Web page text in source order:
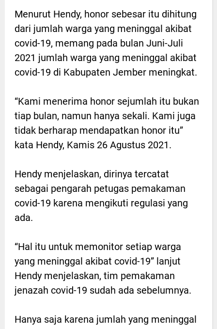
Menurut Hendy, honor sebesar itu dihitung
dari jumlah warga yang meninggal akibat
covid-19, memang pada bulan Juni-Juli
2021 jumlah warga yang meninggal akibat
covid-19 di Kabupaten Jember meningkat.
“Kami menerima honor sejumlah itu bukan
tiap bulan, namun hanya sekali. Kami juga
tidak berharap mendapatkan honor itu”
kata Hendy, Kamis 26 Agustus 2021.
Hendy menjelaskan, dirinya tercatat
sebagai pengarah petugas pemakaman
covid-19 karena mengikuti regulasi yang
ada.
“Hal itu untuk memonitor setiap warga
yang meninggal akibat covid-19” lanjut
Hendy menjelaskan, tim pemakaman
jenazah covid-19 sudah ada sebelumnya.
Hanya saja karena jumlah yang meninggal